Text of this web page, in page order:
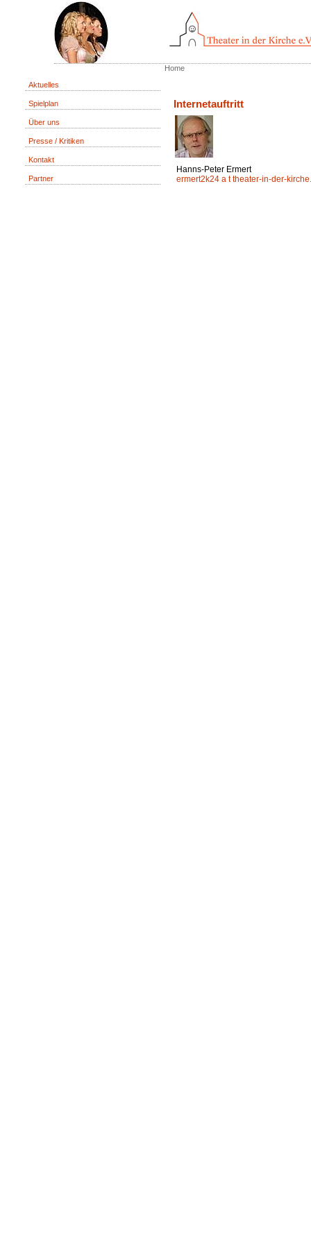
Home
Aktuelles
Spielplan
Über uns
Presse / Kritiken
Kontakt
Partner
Internetauftritt
Hanns-Peter Ermert
ermert2k24 a t theater-in-der-